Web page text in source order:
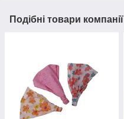
Подібні товари компанії